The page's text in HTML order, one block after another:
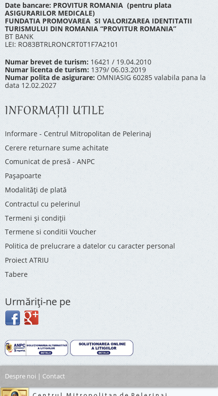
Date bancare: PROVITUR ROMANIA (pentru plata
ASIGURARILOR MEDICALE)
FUNDATIA PROMOVAREA SI VALORIZAREA IDENTITATII
TURISMULUI DIN ROMANIA “PROVITUR ROMANIA”
BT BANK
LEI: RO83BTRLRONCRT0T1F7A2101
Numar brevet de turism: 16421 / 19.04.2010
Numar licenta de turism: 1379/ 06.03.2019
Numar polita de asigurare: OMNIASIG 60285 valabila pana la
data 12.02.2027
INFORMAŢII UTILE
Informare - Centrul Mitropolitan de Pelerinaj
Cerere returnare sume achitate
Comunicat de presă - ANPC
Pașapoarte
Modalități de plată
Contractul cu pelerinul
Termeni și condiții
Termene si conditii Voucher
Politica de prelucrare a datelor cu caracter personal
Proiect ATRIU
Tabere
Urmăriţi-ne pe
Despre noi | Contact